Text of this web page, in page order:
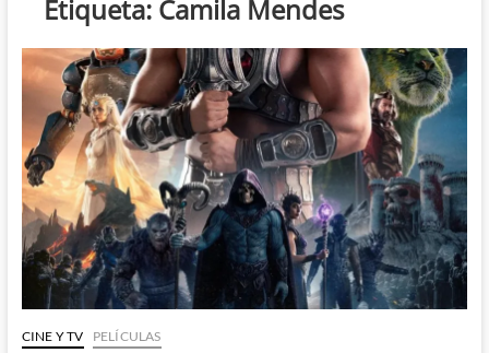
Etiqueta: Camila Mendes
CINE Y TV PELÍCULAS